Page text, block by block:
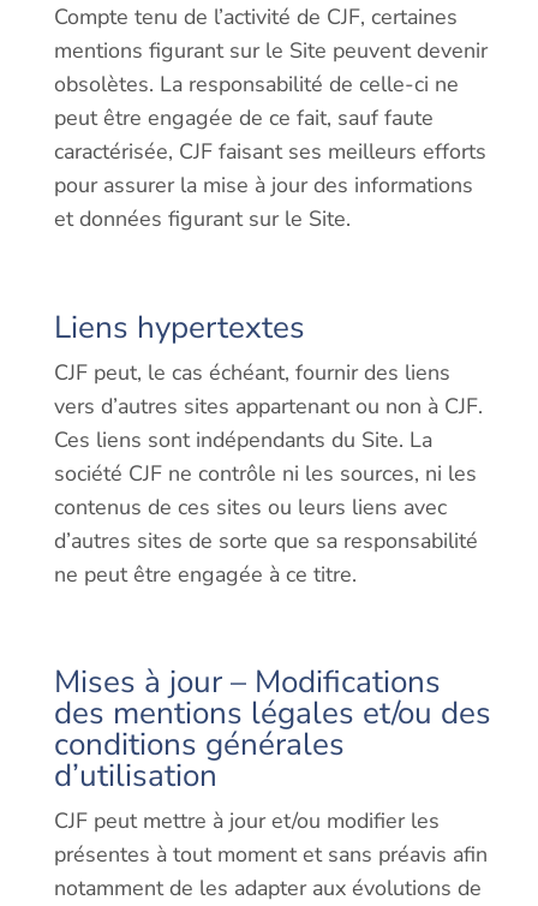
Compte tenu de l’activité de CJF, certaines
mentions figurant sur le Site peuvent devenir
obsolètes. La responsabilité de celle-ci ne
peut être engagée de ce fait, sauf faute
caractérisée, CJF faisant ses meilleurs efforts
pour assurer la mise à jour des informations
et données figurant sur le Site.
Liens hypertextes
CJF peut, le cas échéant, fournir des liens
vers d’autres sites appartenant ou non à CJF.
Ces liens sont indépendants du Site. La
société CJF ne contrôle ni les sources, ni les
contenus de ces sites ou leurs liens avec
d’autres sites de sorte que sa responsabilité
ne peut être engagée à ce titre.
Mises à jour – Modifications
des mentions légales et/ou des
conditions générales
d’utilisation
CJF peut mettre à jour et/ou modifier les
présentes à tout moment et sans préavis afin
notamment de les adapter aux évolutions de